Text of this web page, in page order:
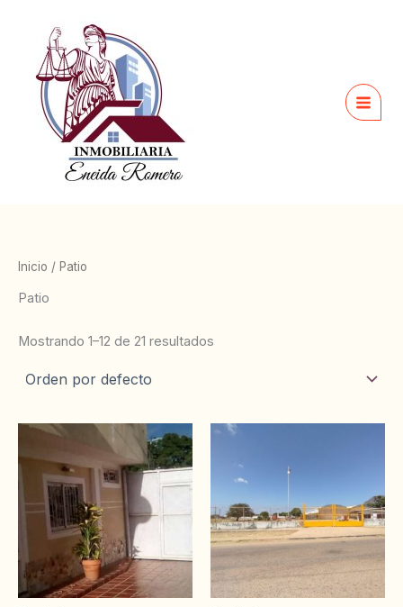
contenido
Inicio / Patio
Patio
Mostrando 1–12 de 21 resultados